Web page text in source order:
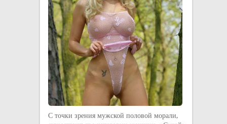
С точки зрения мужской половой морали,